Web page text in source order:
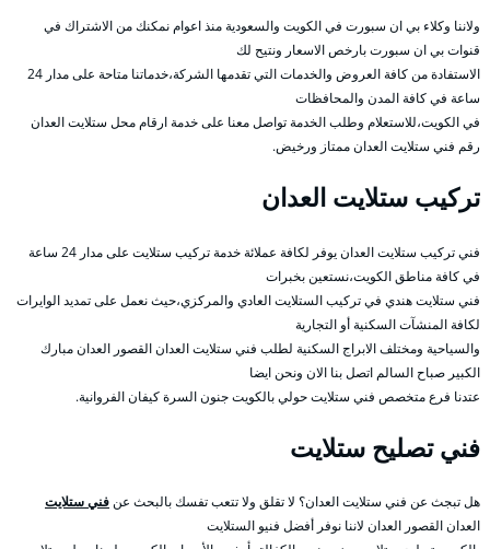
ولاننا وكلاء بي ان سبورت في الكويت والسعودية منذ اعوام نمكنك من الاشتراك في
قنوات بي ان سبورت بارخص الاسعار ونتيح لك
الاستفادة من كافة العروض والخدمات التي تقدمها الشركة،خدماتنا متاحة على مدار 24
ساعة في كافة المدن والمحافظات
في الكويت،للاستعلام وطلب الخدمة تواصل معنا على خدمة ارقام محل ستلايت العدان
رقم فني ستلايت العدان ممتاز ورخيض.
تركيب ستلايت العدان
فني تركيب ستلايت العدان يوفر لكافة عملائة خدمة تركيب ستلايت على مدار 24 ساعة
في كافة مناطق الكويت،نستعين بخبرات
فني ستلايت هندي في تركيب الستلايت العادي والمركزي،حيث نعمل على تمديد الوايرات
لكافة المنشآت السكنية أو التجارية
والسياحية ومختلف الابراج السكنية لطلب فني ستلايت العدان القصور العدان مبارك
الكبير صباح السالم اتصل بنا الان ونحن ايضا
عتدنا فرع متخصص فني ستلايت حولي بالكويت جنون السرة كيفان الفروانية.
فني تصليح ستلايت
هل تبجث عن فني ستلايت العدان؟ لا تقلق ولا تتعب تفسك بالبحث عنفني ستلايت
العدان القصور العدان لاننا نوفر أفضل فنيو الستلايت